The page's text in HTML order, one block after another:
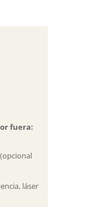
fuera:
láser